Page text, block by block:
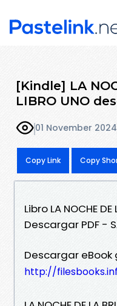
[Kindle] LA
LIBRO UNO
01 November 2024
Copy Link Copy
Libro LA NOCHE DE
Descargar PDF -
Descargar
http://